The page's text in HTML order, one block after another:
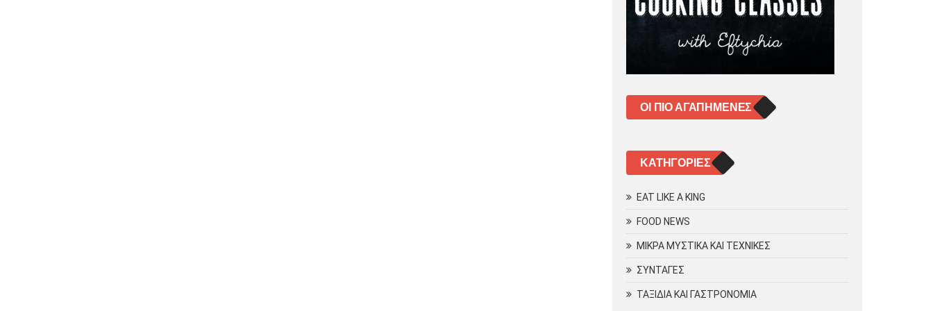
ΟΙ ΠΙΟ ΑΓΑΠΗΜΈΝΕΣ
KΑΤΗΓΟΡΊΕΣ
EAT LIKE A KING
FOOD NEWS
ΜΙΚΡΑ ΜΥΣΤΙΚΑ ΚΑΙ ΤΕΧΝΙΚΕΣ
ΣΥΝΤΑΓΕΣ
ΤΑΞΙΔΙΑ ΚΑΙ ΓΑΣΤΡΟΝΟΜΙΑ